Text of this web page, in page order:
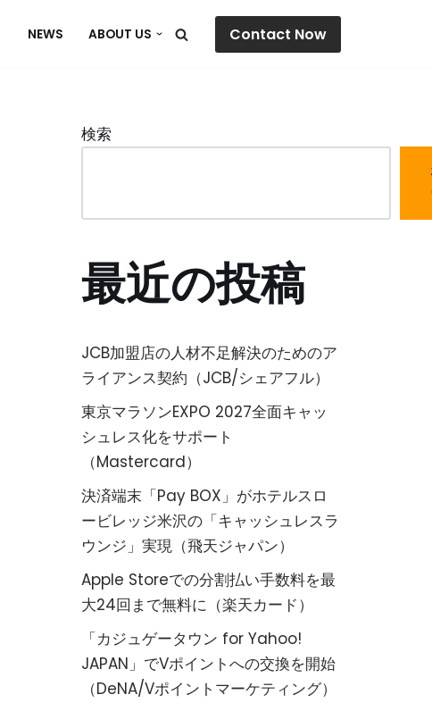
NEWS ABOUT US Contact Now
検索
最近の投稿
JCB加盟店の人材不足解決のためのア
ライアンス契約（JCB/シェアフル）
東京マラソンEXPO 2027全面キャッ
シュレス化をサポート
（Mastercard）
決済端末「Pay BOX」がホテルスロ
ービレッジ米沢の「キャッシュレスラ
ウンジ」実現（飛天ジャパン）
Apple Storeでの分割払い手数料を最
大24回まで無料に（楽天カード）
「カジュゲータウン for Yahoo!
JAPAN」でVポイントへの交換を開始
（DeNA/Vポイントマーケティング）